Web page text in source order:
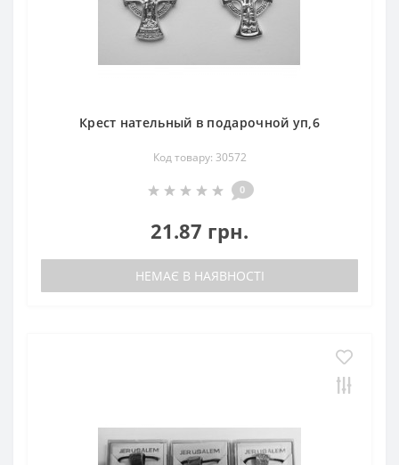
Крест нательный в подарочной уп,6
Код товару: 30572
0
21.87 грн.
НЕМАЄ В НАЯВНОСТІ